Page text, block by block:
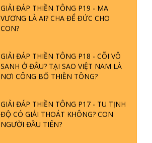
GIẢI ĐÁP THIỀN TÔNG P19 - MA
VƯƠNG LÀ AI? CHA ĐỂ ĐỨC CHO
CON?
GIẢI ĐÁP THIỀN TÔNG P18 - CÕI VÔ
SANH Ở ĐÂU? TẠI SAO VIỆT NAM LÀ
NƠI CÔNG BỐ THIỀN TÔNG?
GIẢI ĐÁP THIỀN TÔNG P17 - TU TỊNH
ĐỘ CÓ GIẢI THOÁT KHÔNG? CON
NGƯỜI ĐẦU TIÊN?